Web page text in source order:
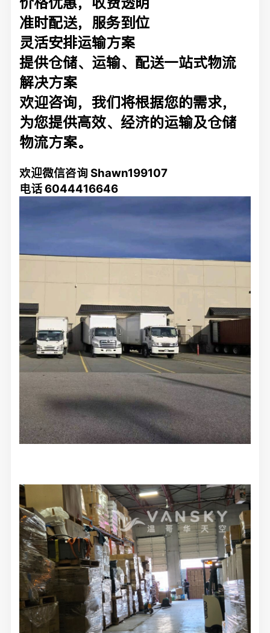
准时配送，服务到位
灵活安排运输方案
提供仓储、运输、配送一站式物流
解决方案
欢迎咨询，我们将根据您的需求，
为您提供高效、经济的运输及仓储
物流方案。
欢迎微信咨询 Shawn199107
电话 6044416646